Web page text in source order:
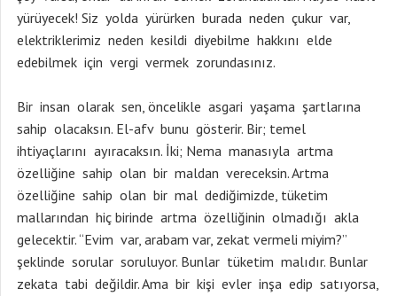
yürüyecek! Siz yolda yürürken burada neden çukur var,
elektriklerimiz neden kesildi diyebilme hakkını elde
edebilmek için vergi vermek zorundasınız.
Bir insan olarak sen, öncelikle asgari yaşama şartlarına
sahip olacaksın. El-afv bunu gösterir. Bir; temel
ihtiyaçlarını ayıracaksın. İki; Nema manasıyla artma
özelliğine sahip olan bir maldan vereceksin. Artma
özelliğine sahip olan bir mal dediğimizde, tüketim
mallarından hiç birinde artma özelliğinin olmadığı akla
gelecektir. “Evim var, arabam var, zekat vermeli miyim?”
şeklinde sorular soruluyor. Bunlar tüketim malıdır. Bunlar
zekata tabi değildir. Ama bir kişi evler inşa edip satıyorsa,